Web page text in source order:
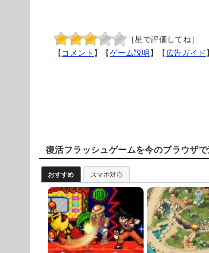
［星で評価してね］
【 コメント 】【 ゲーム説明 】【 広告ガイド
復活フラッシュゲームを今のブラウザで
おすすめ スマホ対応